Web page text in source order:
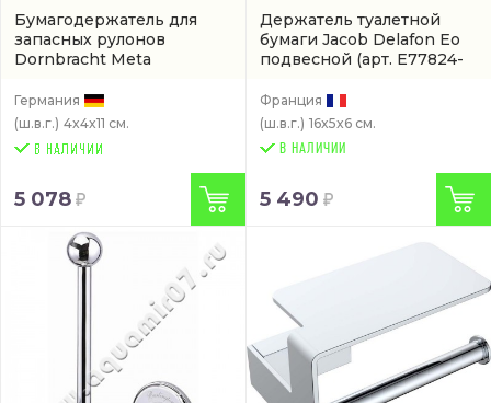
Бумагодержатель для
запасных рулонов
Dornbracht Meta
Германия
(ш.в.г.) 4x4x11 см.
5 078
Держатель туалетной
бумаги Jacob Delafon Eo
подвесной (арт. E77824-
Франция
(ш.в.г.) 16x5x6 см.
В НАЛИЧИИ
5 490